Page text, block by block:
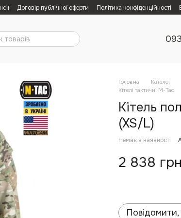
Договір публічної оферти Політика конфіденційності
Головна Каталог
Кітелі тактичні M-Tac
Кітель
(XS/L)
Немає в наявності
2 838 грн